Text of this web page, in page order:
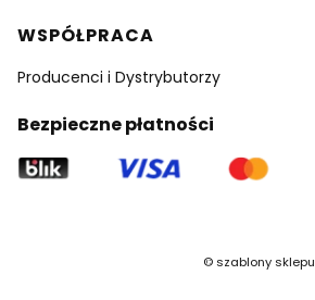
WSPÓŁPRACA
Producenci i Dystrybutorzy
Bezpieczne płatności
©szablony sklepu